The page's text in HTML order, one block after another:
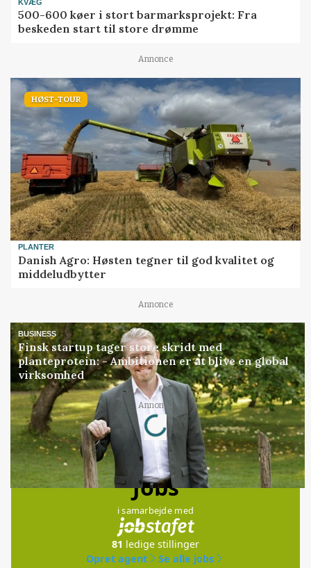
KVÆG
500-600 køer i stort barmarksprojekt: Fra
beskeden start til store drømme
Annonce
HØST-TOUR
PLANTER
Danish Agro: Høsten tegner til god kvalitet og
middeludbytter
Annonce
BUSINESS
Finsk startup tager store skridt med
planteprotein: - Ambitionen er at blive en global
virksomhed
Annonce
Loading...
Jobs
i samarbejde med
81 ledige stillinger
Opret agent
Se alle jobs